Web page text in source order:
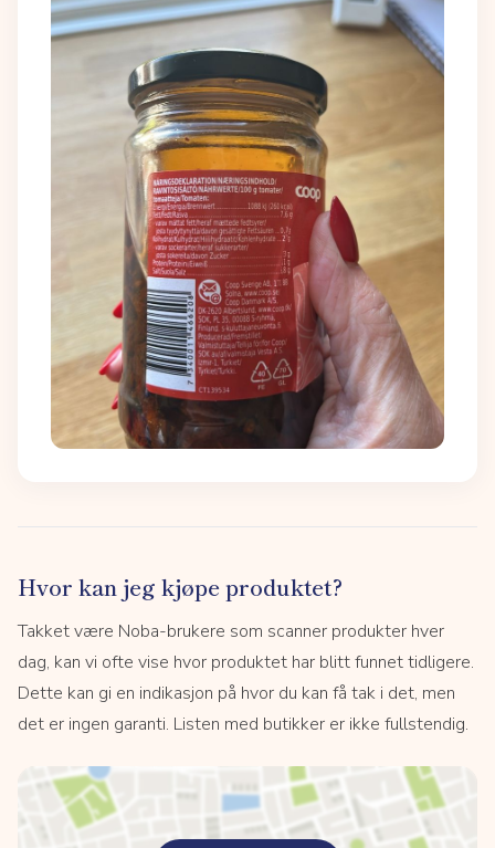
Hvor kan jeg kjøpe produktet?
Takket være Noba-brukere som scanner produkter hver
dag, kan vi ofte vise hvor produktet har blitt funnet tidligere.
Dette kan gi en indikasjon på hvor du kan få tak i det, men
det er ingen garanti. Listen med butikker er ikke fullstendig.